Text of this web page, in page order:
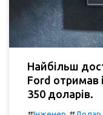
Найбільш
Ford отримав
350 доларів.